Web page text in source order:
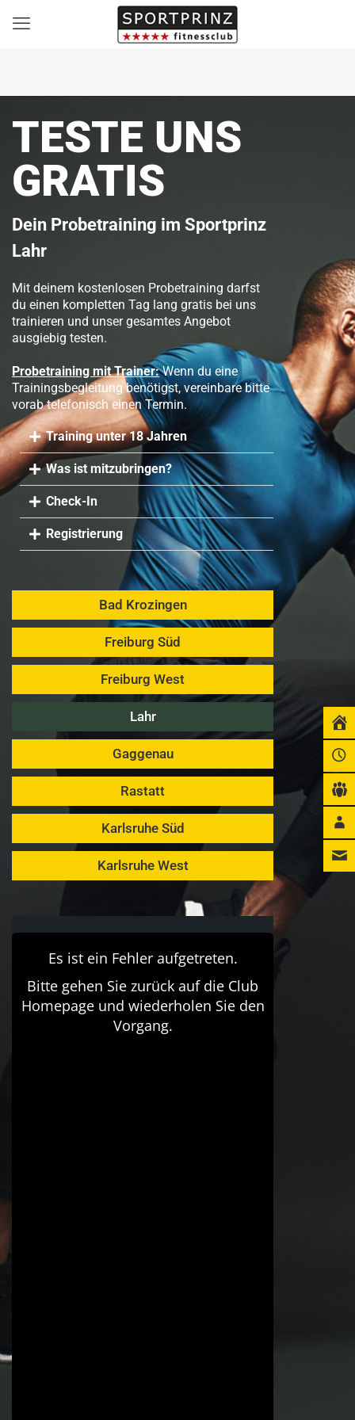
TESTE UNS
GRATIS
Dein Probetraining im Sportprinz
Lahr
Mit deinem kostenlosen Probetraining darfst
du einen kompletten Tag lang gratis bei uns
trainieren und unser gesamtes Angebot
ausgiebig testen.
Probetraining mit Trainer:Wenn du eine
Trainingsbegleitung benötigst, vereinbare bitte
vorab telefonisch einen Termin.
Training unter 18 Jahren
Was ist mitzubringen?
Check-In
Registrierung
Bad Krozingen
Freiburg Süd
Freiburg West
Lahr
Gaggenau
Rastatt
Karlsruhe Süd
Karlsruhe West